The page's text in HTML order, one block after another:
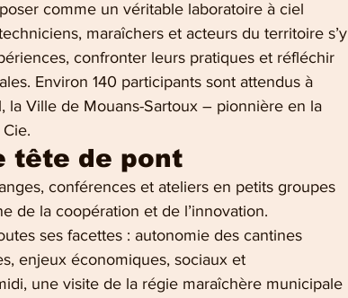
comme un véritable laboratoire à ciel
maraîchers et acteurs du territoire s’y
confronter leurs pratiques et réfléchir
Environ 140 participants sont attendus à
la Ville de Mouans-Sartoux – pionnière en la
tête de pont
conférences et ateliers en petits groupes
de la coopération et de l’innovation.
ses facettes : autonomie des cantines
enjeux économiques, sociaux et
une visite de la régie maraîchère municipale